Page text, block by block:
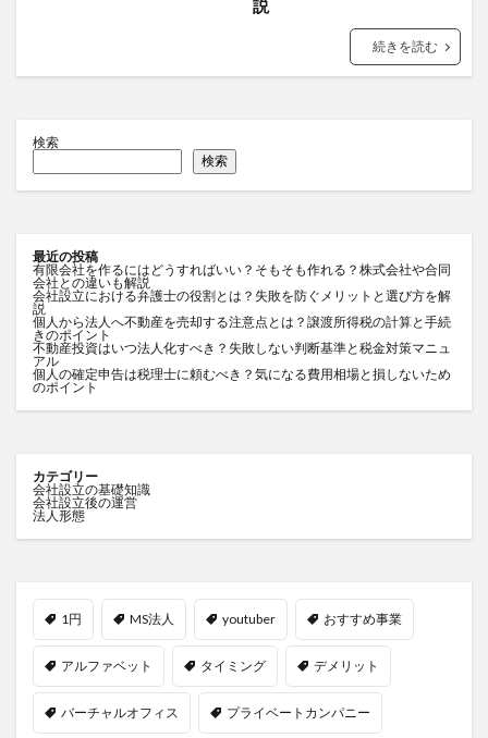
説
続きを読む
検索
検索
最近の投稿
有限会社を作るにはどうすればいい？そもそも作れる？株式会社や合同
会社との違いも解説
会社設立における弁護士の役割とは？失敗を防ぐメリットと選び方を解
説
個人から法人へ不動産を売却する注意点とは？譲渡所得税の計算と手続
きのポイント
不動産投資はいつ法人化すべき？失敗しない判断基準と税金対策マニュ
アル
個人の確定申告は税理士に頼むべき？気になる費用相場と損しないため
のポイント
カテゴリー
会社設立の基礎知識
会社設立後の運営
法人形態
1円 MS法人 youtuber おすすめ事業
アルファベット タイミング デメリット
バーチャルオフィス プライベートカンパニー